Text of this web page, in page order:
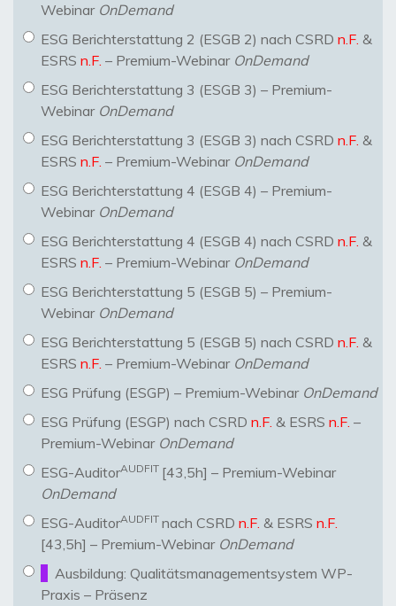
Webinar OnDemand
ESG Berichterstattung 2 (ESGB 2) nach CSRD n.F. &
ESRS n.F. – Premium-Webinar OnDemand
ESG Berichterstattung 3 (ESGB 3) – Premium-
Webinar OnDemand
ESG Berichterstattung 3 (ESGB 3) nach CSRD n.F. &
ESRS n.F. – Premium-Webinar OnDemand
ESG Berichterstattung 4 (ESGB 4) – Premium-
Webinar OnDemand
ESG Berichterstattung 4 (ESGB 4) nach CSRD n.F. &
ESRS n.F. – Premium-Webinar OnDemand
ESG Berichterstattung 5 (ESGB 5) – Premium-
Webinar OnDemand
ESG Berichterstattung 5 (ESGB 5) nach CSRD n.F. &
ESRS n.F. – Premium-Webinar OnDemand
ESG Prüfung (ESGP) – Premium-Webinar OnDemand
ESG Prüfung (ESGP) nach CSRD n.F. & ESRS n.F. –
Premium-Webinar OnDemand
ESG-AuditorAUDFIT [43,5h] – Premium-Webinar
OnDemand
ESG-AuditorAUDFIT nach CSRD n.F. & ESRS n.F.
[43,5h] – Premium-Webinar OnDemand
Ausbildung: Qualitätsmanagementsystem WP-
Praxis – Präsenz